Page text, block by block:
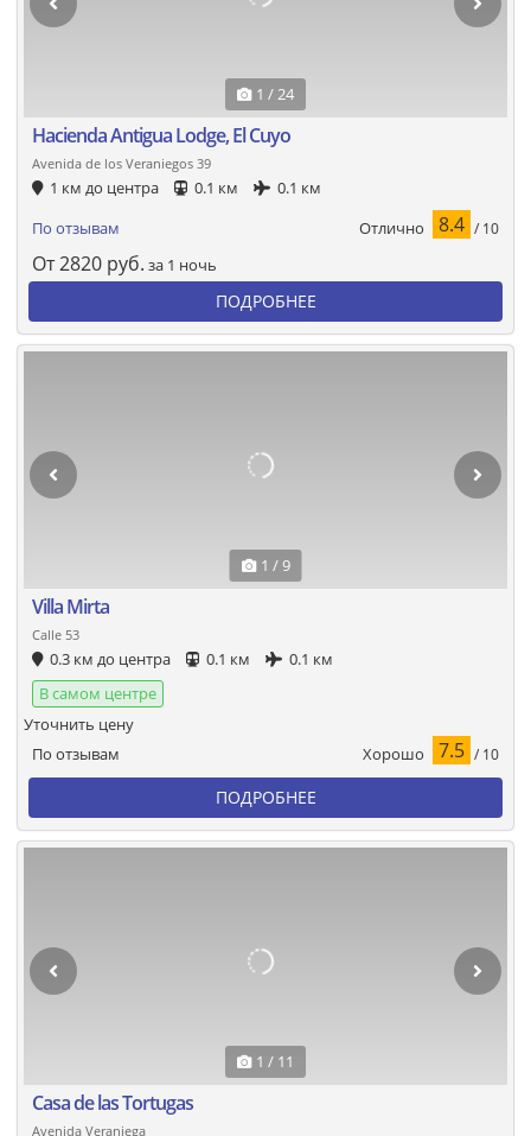
1 / 24
Hacienda Antigua Lodge, El Cuyo
Avenida de los Veraniegos 39
1 км до центра 0.1 км
0.1 км
По отзывам
Отлично 8.4 / 10
От2820 руб. за 1 ночь
ПОДРОБНЕЕ
1 / 9
Villa Mirta
Calle 53
0.3 км до центра 0.1 км
0.1 км
В самом центре
По отзывам Хорошо 7.5 / 10
Уточнить цену
ПОДРОБНЕЕ
1 / 11
Casa de las Tortugas
Avenida Veraniega